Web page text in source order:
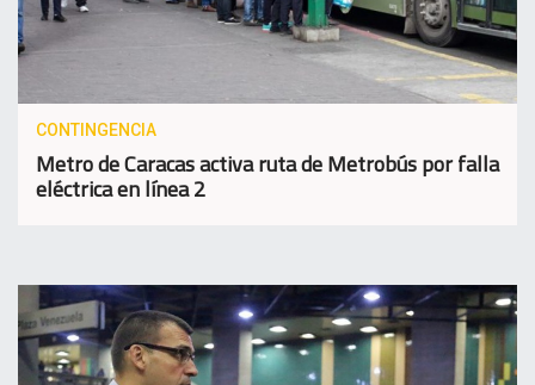
CONTINGENCIA
Metro de Caracas activa ruta de Metrobús por falla
eléctrica en línea 2